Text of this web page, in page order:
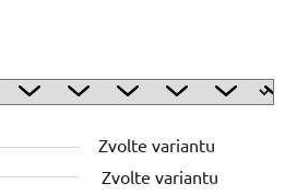
Zvolte variantu
Zvolte variantu